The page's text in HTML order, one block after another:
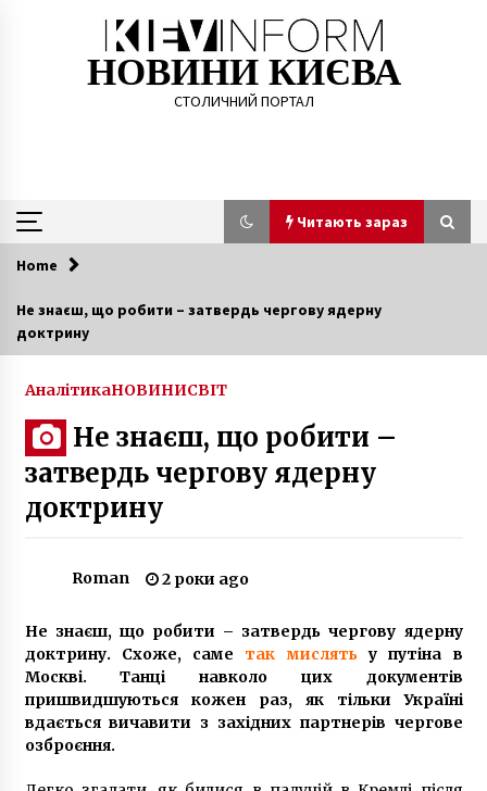
НОВИНИ КИЄВА
СТОЛИЧНИЙ ПОРТАЛ
Читають зараз
Читають зараз
труб?
4 роки ago
Процес монтажу балочних перекриттів —
1 рік ago
7 років ago
Київрада не підтримала виділення УПЦ МП
землі на Дарниці для будівництва церкви
6 років ago
6 років ago
Home
Не знаєш, що робити – затвердь чергову ядерну
доктрину
АналітикаНОВИНИСВІТ
Не знаєш, що робити –
затвердь чергову ядерну
доктрину
Roman 2 роки ago
Не знаєш, що робити – затвердь чергову ядерну
доктрину. Схоже, саме так мислятьу путіна в
Москві. Танці навколо цих документів
пришвидшуються кожен раз, як тільки Україні
вдається вичавити з західних партнерів чергове
озброєння.